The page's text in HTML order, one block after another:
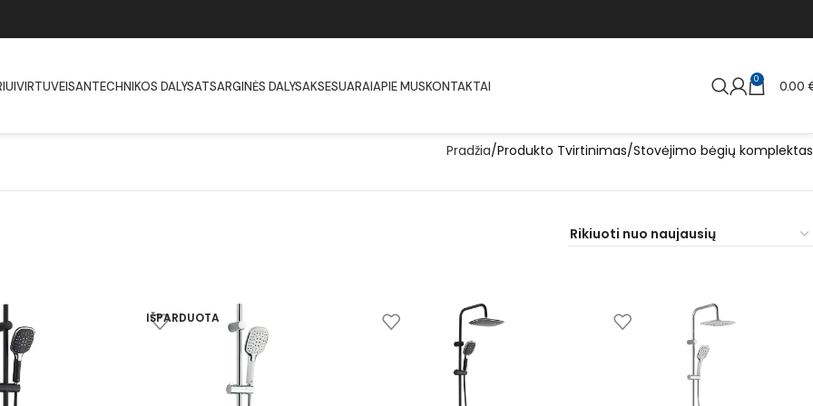
VIRTUVEISANTECHNIKOS DALYSATSARGINĖS DALYSAKSESUARAIAPIE MUSKONTAKTAI 0 0.00
Pradžia Produkto Tvirtinimas Stovėjimo bėgių komplektas
IŠPARDUOTA